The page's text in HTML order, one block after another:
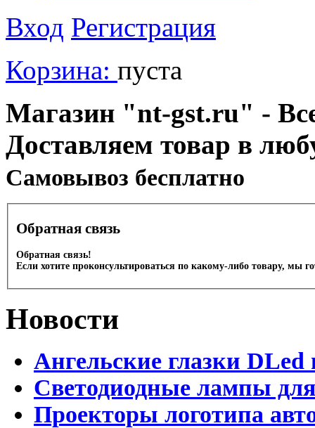
Вход Регистрация
Корзина: пуста
Магазин "nt-gst.ru" -
Доставляем товар в
Cамовывоз бесплатно
Обратная связь
Обратная связь!
Если хотите проконсультироваться по какому-либо товару, мы
Новости
Ангельские глазки DLed
Светодиодные лампы
Проекторы логотипа